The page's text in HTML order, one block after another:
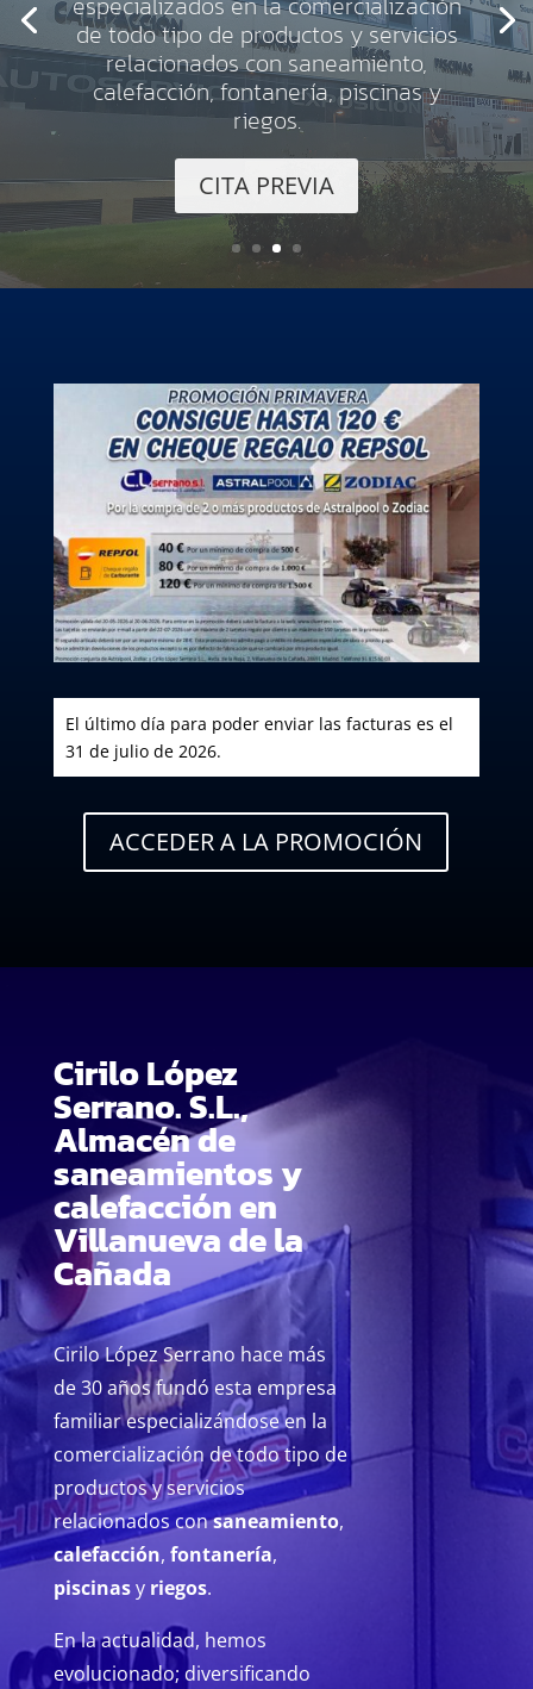
Contamos con flota de vehiculos,
consultar condiciones del servicio
HACER PEDIDO
El último día para poder enviar las facturas es el
31 de julio de 2026.
ACCEDER A LA PROMOCIÓN
Cirilo López
Serrano. S.L.,
Almacén de
saneamientos y
calefacción en
Villanueva de la
Cañada
Cirilo López Serrano hace más
de 30 años fundó esta empresa
familiar especializándose en la
comercialización de todo tipo de
productos y servicios
relacionados consaneamiento,
calefacción, fontanería,
piscinasy riegos.
En la actualidad, hemos
evolucionado; diversificando